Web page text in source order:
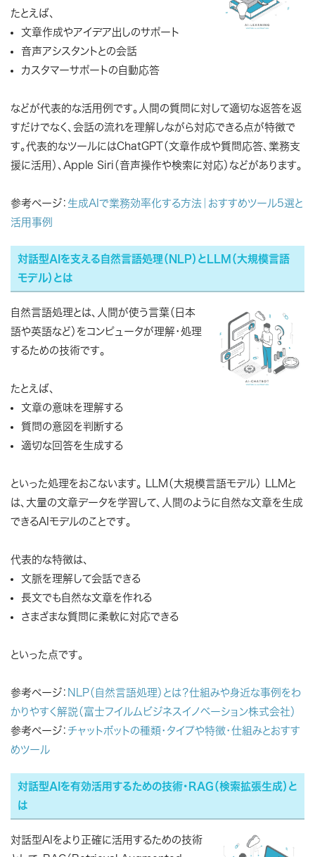
たとえば、
文章作成やアイデア出しのサポート
音声アシスタントとの会話
カスタマーサポートの自動応答
などが代表的な活用例です。人間の質問に対して適切な返答を返
すだけでなく、会話の流れを理解しながら対応できる点が特徴で
す。代表的なツールにはChatGPT（文章作成や質問応答、業務支
援に活用）、Apple Siri（音声操作や検索に対応）などがあります。
参考ページ： 生成AIで業務効率化する方法｜おすすめツール5選と
活用事例
対話型AIを支える自然言語処理（NLP）とLLM（大規模言語
モデル）とは
自然言語処理とは、人間が使う言葉（日本
語や英語など）をコンピュータが理解・処理
するための技術です。
たとえば、
文章の意味を理解する
質問の意図を判断する
適切な回答を生成する
といった処理をおこないます。 LLM（大規模言語モデル） LLMと
は、大量の文章データを学習して、人間のように自然な文章を生成
できるAIモデルのことです。
代表的な特徴は、
文脈を理解して会話できる
長文でも自然な文章を作れる
さまざまな質問に柔軟に対応できる
といった点です。
参考ページ： NLP（自然言語処理）とは？仕組みや身近な事例をわ
かりやすく解説（富士フイルムビジネスイノベーション株式会社）
参考ページ： チャットボットの種類・タイプや特徴・仕組みとおすす
めツール
対話型AIを有効活用するための技術・RAG（検索拡張生成）と
は
対話型AIをより正確に活用するための技術